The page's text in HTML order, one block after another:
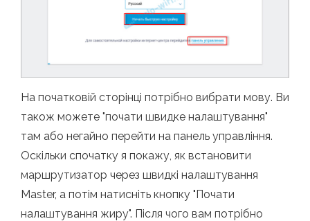
На початковій сторінці потрібно вибрати мову. Ви
також можете "почати швидке налаштування"
там або негайно перейти на панель управління.
Оскільки спочатку я покажу, як встановити
маршрутизатор через швидкі налаштування
Master, а потім натисніть кнопку "Почати
налаштування жиру". Після чого вам потрібно